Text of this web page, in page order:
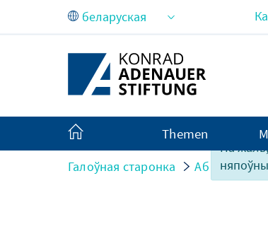
Skip to Main Content
На жаль,
Themen
Галоўная старонка Аб нас